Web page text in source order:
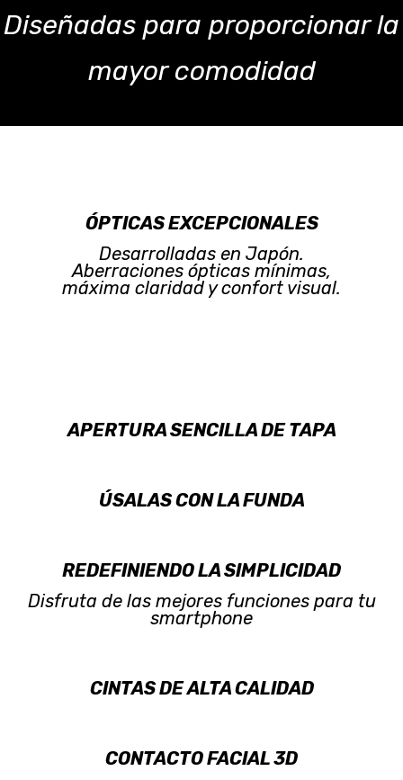
Diseñadas para proporcionar la
mayor comodidad
ÓPTICAS EXCEPCIONALES
Desarrolladas en Japón.
Aberraciones ópticas mínimas,
máxima claridad y confort visual.
APERTURA SENCILLA DE TAPA
ÚSALAS CON LA FUNDA
REDEFINIENDO LA SIMPLICIDAD
Disfruta de las mejores funciones para tu
smartphone
CINTAS DE ALTA CALIDAD
CONTACTO FACIAL 3D